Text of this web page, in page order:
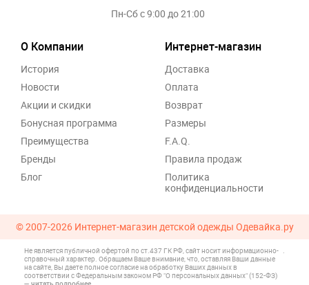
Пн-Сб с 9:00 до 21:00
О Компании
История
Новости
Акции и скидки
Бонусная программа
Преимущества
Бренды
Блог
Интернет-магазин
Доставка
Оплата
Возврат
Размеры
F.A.Q.
Правила продаж
Политика
конфиденциальности
© 2007-2026 Интернет-магазин детской одежды Одевайка.ру
Не является публичной офертой по ст.437 ГК РФ, сайт носит информационно-
справочный характер. Обращаем Ваше внимание, что, оставляя Ваши данные
на сайте, Вы даете полное согласие на обработку Ваших данных в
соответствии с Федеральным законом РФ "О персональных данных" (152-ФЗ)
.